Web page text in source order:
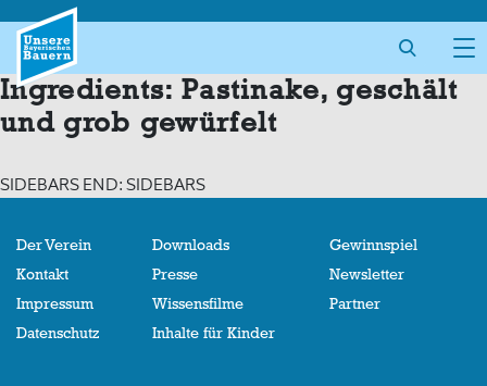
content
Ingredients: Pastinake, geschält
und grob gewürfelt
SIDEBARS END: SIDEBARS
Der Verein
Kontakt
Impressum
Datenschutz
Downloads
Presse
Wissensfilme
Inhalte für Kinder
Gewinnspiel
Newsletter
Partner